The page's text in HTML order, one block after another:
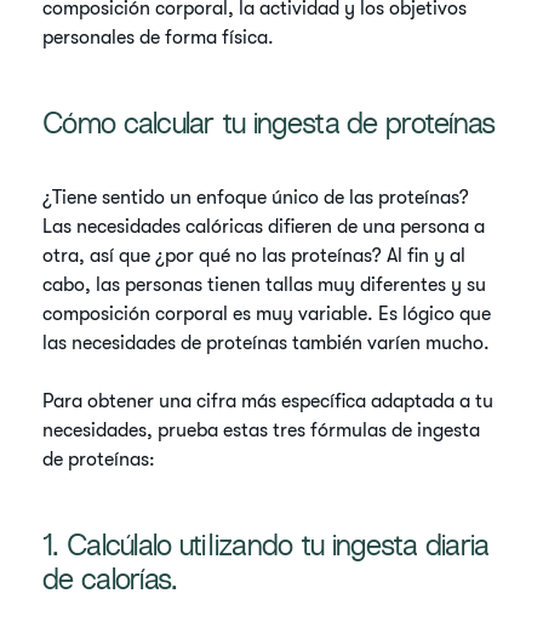
composición corporal, la actividad y los objetivos
personales de forma física.
Cómo calcular tu ingesta de proteínas
¿Tiene sentido un enfoque único de las proteínas?
Las necesidades calóricas difieren de una persona a
otra, así que ¿por qué no las proteínas? Al fin y al
cabo, las personas tienen tallas muy diferentes y su
composición corporal es muy variable. Es lógico que
las necesidades de proteínas también varíen mucho.
Para obtener una cifra más específica adaptada a tu
necesidades, prueba estas tres fórmulas de ingesta
de proteínas:
1. Calcúlalo utilizando tu ingesta diaria
de calorías.